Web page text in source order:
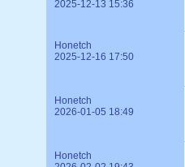
2025-12-13 15:36
Honetch
2025-12-16 17:50
Honetch
2026-01-05 18:49
Honetch